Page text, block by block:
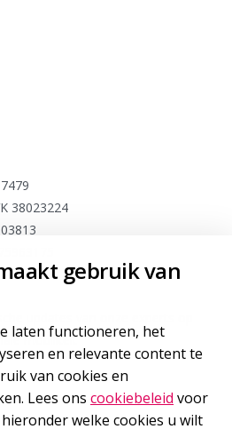
gebruik van
laten functioneren, het
en relevante content te
van cookies en
Lees ons cookiebeleid voor
welke cookies u wilt
38023224
mobiliteit